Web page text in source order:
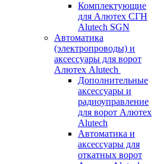
Комплектующие
для Алютех СГН
Alutech SGN
Автоматика
(электропроводы) и
аксессуары для ворот
Алютех Alutech
Дополнительные
аксессуары и
радиоуправление
для ворот Алютех
Alutech
Автоматика и
аксессуары для
откатных ворот